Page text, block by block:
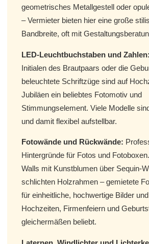
geometrisches Metallgestell oder
– Vermieter bieten hier eine große
Bandbreite, oft mit
LED-Leuchtbuchstaben und Zahlen:
Initialen des Brautpaars oder die
beleuchtete Schriftzüge sind auf
Jubiläen ein beliebtes Fotomotiv und
Stimmungselement. Viele Modelle
und damit flexibel aufstellbar.
Fotowände und Rückwände:
Hintergründe für Fotos und
Walls mit Kunstblumen über Sequin-
schlichten Holzrahmen – gemietete
für einheitliche, hochwertige Bilder
Hochzeiten, Firmenfeiern und
gleichermäßen beliebt.